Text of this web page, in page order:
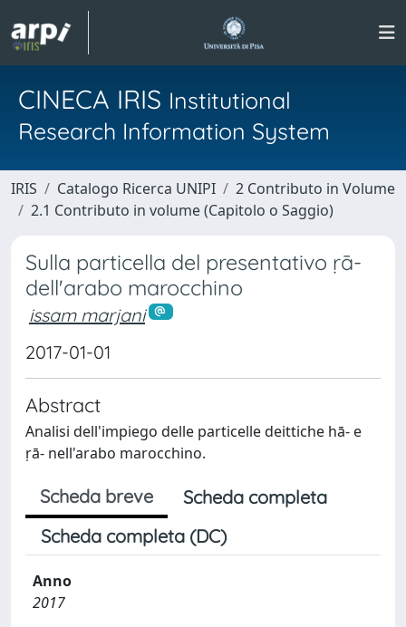
CINECA IRIS Institutional
Research Information System
IRIS Catalogo Ricerca UNIPI
2 Contributo in Volume
2.1 Contributo in volume (Capitolo o Saggio)
Sulla particella del presentativo ṛā-
dell'arabo marocchino
issam marjani
2017-01-01
Abstract
Analisi dell'impiego delle particelle deittiche hā- e
ṛā- nell'arabo marocchino.
Scheda breve
Scheda completa
Scheda completa (DC)
Anno
2017